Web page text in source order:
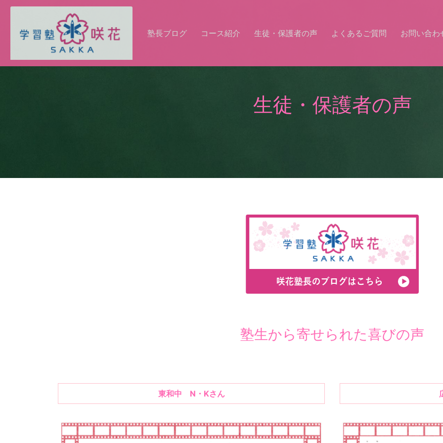
塾長ブログ コース紹介 生徒・保護者の声 よくあるご質問 お問い合わ
生徒・保護者の声
塾生から寄せられた喜びの声
東和中 N・Kさん